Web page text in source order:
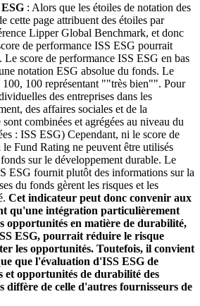
: Alors que les étoiles de notation des
cette page attribuent des étoiles par
Lipper Global Benchmark, et donc
de performance ISS ESG pourrait
Le score de performance ISS ESG en bas
notation ESG absolue du fonds. Le
100, 100 représentant ""très bien"". Pour
des entreprises dans les
des affaires sociales et de la
combinées et agrégées au niveau du
: ISS ESG) Cependant, ni le score de
Fund Rating ne peuvent être utilisés
sur le développement durable. Le
ESG fournit plutôt des informations sur la
du fonds gèrent les risques et les
Cet indicateur peut donc convenir aux
qu'une intégration particulièrement
opportunités en matière de durabilité,
ESG, pourrait réduire le risque
les opportunités. Toutefois, il convient
que l'évaluation d'ISS ESG de
et opportunités de durabilité des
diffère de celle d'autres fournisseurs de